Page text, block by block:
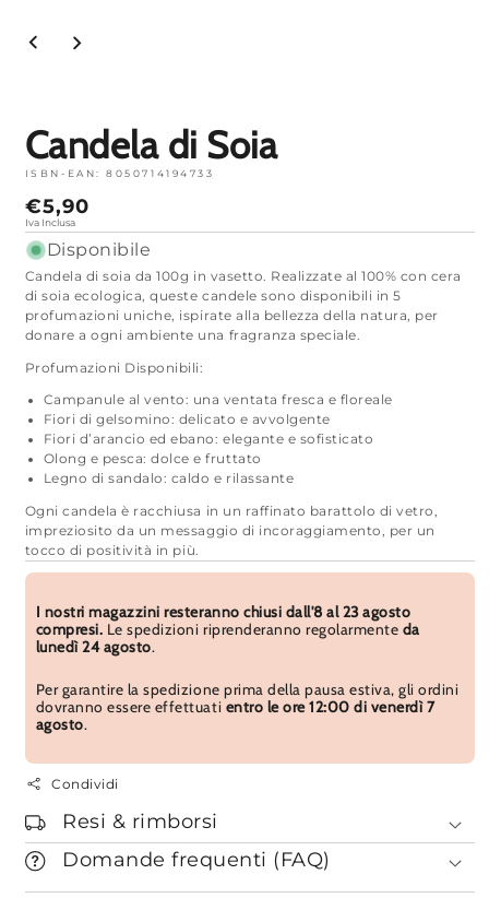
media
Candela di Soia
ISBN-EAN: 8050714194733
Prezzo
normale
€5,90
Iva Inclusa
Disponibile
Candela di soia da 100g in vasetto. Realizzate al 100% con cera
di soia ecologica, queste candele sono disponibili in 5
profumazioni uniche, ispirate alla bellezza della natura, per
donare a ogni ambiente una fragranza speciale.
Profumazioni Disponibili:
Campanule al vento: una ventata fresca e floreale
Fiori di gelsomino: delicato e avvolgente
Fiori d’arancio ed ebano: elegante e sofisticato
Olong e pesca: dolce e fruttato
Legno di sandalo: caldo e rilassante
Ogni candela è racchiusa in un raffinato barattolo di vetro,
impreziosito da un messaggio di incoraggiamento, per un
tocco di positività in più.
I nostri magazzini resteranno chiusi dall'8 al 23 agosto
compresi. Le spedizioni riprenderanno regolarmente da
lunedì 24 agosto.
Per garantire la spedizione prima della pausa estiva, gli ordini
dovranno essere effettuati entro le ore 12:00 di venerdì 7
agosto.
Condividi
Resi & rimborsi
Domande frequenti (FAQ)